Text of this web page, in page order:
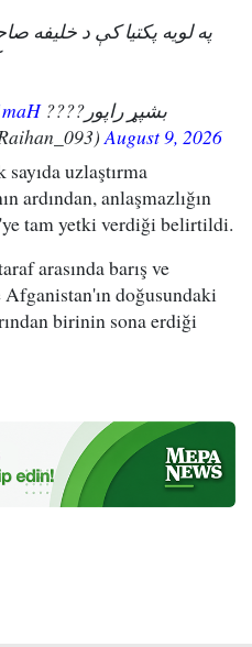
په لویه پکتیا کې د خلیفه
بشپړ راپور????
August 9, 2026
uzlaştırma
ardından, anlaşmazlığın
tam yetki verdiği belirtildi.
arasında barış ve
Afganistan'ın doğusundaki
birinin sona erdiği